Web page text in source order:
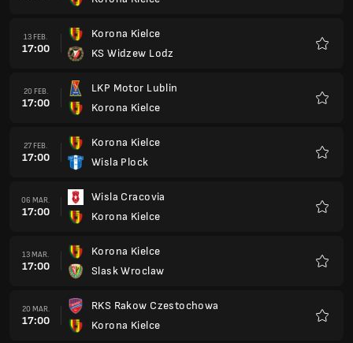
13 FEB.
17:00
Korona Kielce
KS Widzew Lodz
20 FEB.
17:00
LKP Motor Lublin
Korona Kielce
27 FEB.
17:00
Korona Kielce
Wisla Plock
06 MAR.
17:00
Wisla Cracovia
Korona Kielce
13 MAR.
17:00
Korona Kielce
Slask Wroclaw
20 MAR.
17:00
RKS Rakow Czestochowa
Korona Kielce